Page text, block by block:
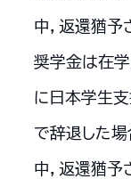
中，返還猶予
奨学金は在学
に日本学生
で辞退した場
中，返還猶予